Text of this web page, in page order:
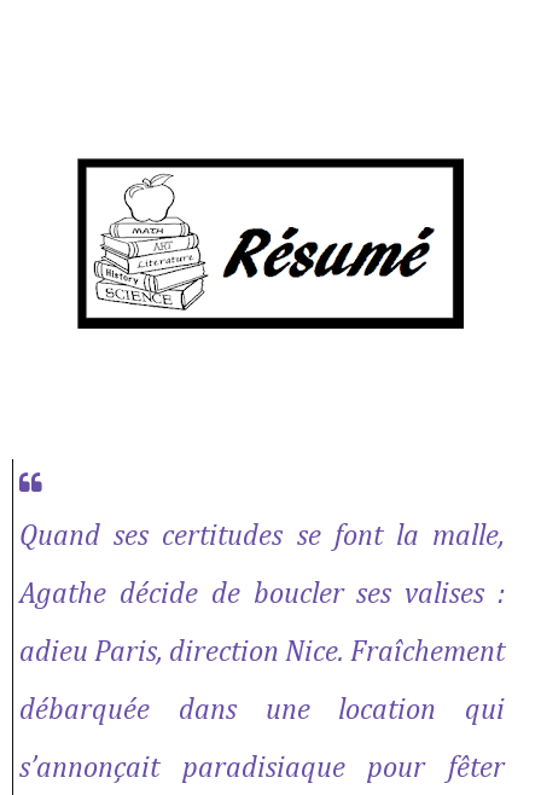
Quand ses certitudes se font la malle,
Agathe décide de boucler ses valises :
adieu Paris, direction Nice. Fraîchement
débarquée dans une location qui
s’annonçait paradisiaque pour fêter